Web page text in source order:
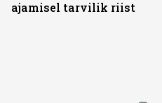
ajamisel tarvilik riist